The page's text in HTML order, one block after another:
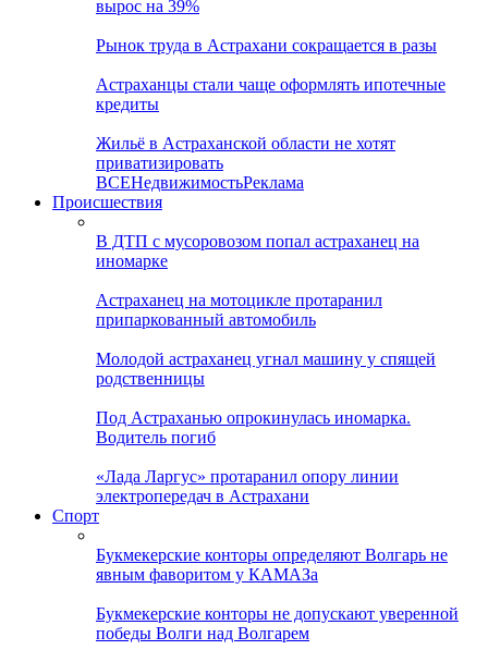
вырос на 39%
Рынок труда в Астрахани сокращается в разы
Астраханцы стали чаще оформлять ипотечные
кредиты
Жильё в Астраханской области не хотят
приватизировать
ВСЕНедвижимостьРеклама
Происшествия
В ДТП с мусоровозом попал астраханец на
иномарке
Астраханец на мотоцикле протаранил
припаркованный автомобиль
Молодой астраханец угнал машину у спящей
родственницы
Под Астраханью опрокинулась иномарка.
Водитель погиб
«Лада Ларгус» протаранил опору линии
электропередач в Астрахани
Спорт
Букмекерские конторы определяют Волгарь не
явным фаворитом у КАМАЗа
Букмекерские конторы не допускают уверенной
победы Волги над Волгарем